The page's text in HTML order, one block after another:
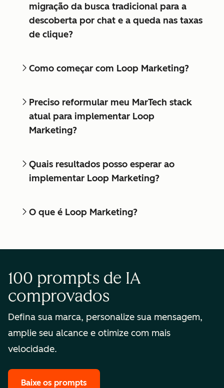
migração da busca tradicional para a
descoberta por chat e a queda nas taxas
de clique?
Como começar com Loop Marketing?
Preciso reformular meu MarTech stack
atual para implementar Loop
Marketing?
Quais resultados posso esperar ao
implementar Loop Marketing?
O que é Loop Marketing?
100 prompts de IA
comprovados
Defina sua marca, personalize sua mensagem,
amplie seu alcance e otimize com mais
velocidade.
Baixe os prompts